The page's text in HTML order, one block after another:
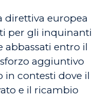
direttiva europea
per gli inquinanti
abbassati entro il
aggiuntivo
in contesti dove il
e il ricambio